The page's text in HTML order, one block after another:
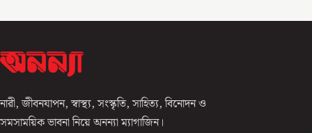
নারী, জীবনযাপন, স্বাস্থ্য, সংস্কৃতি, সাহিত্য, বিনোদন ও
সমসাময়িক ভাবনা নিয়ে অনন্যা ম্যাগাজিন।